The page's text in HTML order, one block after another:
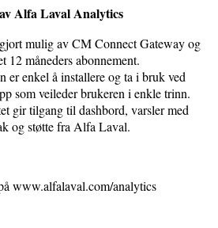
Alfa Laval Analytics
mulig av CM Connect Gateway og
12 måneders abonnement.
er enkel å installere og ta i bruk ved
som veileder brukeren i enkle trinn.
gir tilgang til dashbord, varsler med
og støtte fra Alfa Laval.
www.alfalaval.com/analytics